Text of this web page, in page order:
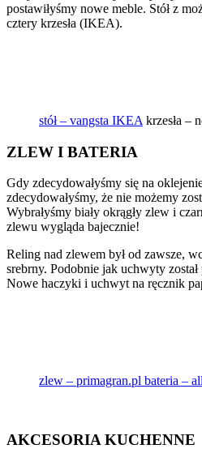
postawiłyśmy nowe meble. Stół z
cztery krzesła (IKEA).
stół – vangsta IKEA krzesła –
ZLEW I BATERIA
Gdy zdecydowałyśmy się na
zdecydowałyśmy, że nie możemy
Wybrałyśmy biały okrągły zlew i
zlewu wygląda bajecznie!
Reling nad zlewem był od zawsze,
srebrny. Podobnie jak uchwyty
Nowe haczyki i uchwyt na ręcznik
zlew – primagran.pl bateria –
AKCESORIA KUCHENNE